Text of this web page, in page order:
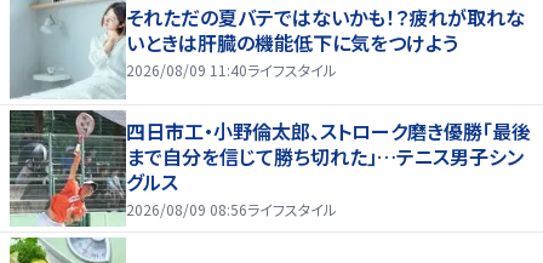
それただの夏バテではないかも！？疲れが取れな
いときは肝臓の機能低下に気をつけよう
2026/08/09 11:40ライフスタイル
四日市工・小野倫太郎、ストローク磨き優勝「最後
まで自分を信じて勝ち切れた」…テニス男子シン
グルス
2026/08/09 08:56ライフスタイル